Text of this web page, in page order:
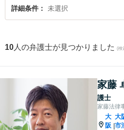
速区内の弁護士に相談予約したい』などで
詳細条件 未選択
10 人の弁護士が見つかりました (検
家藤
護士
家藤法律
大
阪 |
大
市